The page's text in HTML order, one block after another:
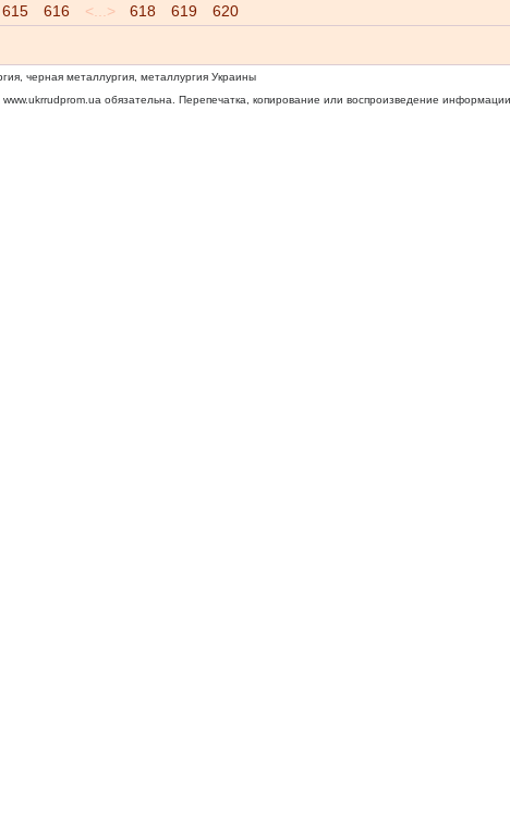
615 616 <...> 618 619 620
черная металлургия, металлургия Украины
www.ukrrudprom.ua обязательна. Перепечатка, копирование или воспроизведение